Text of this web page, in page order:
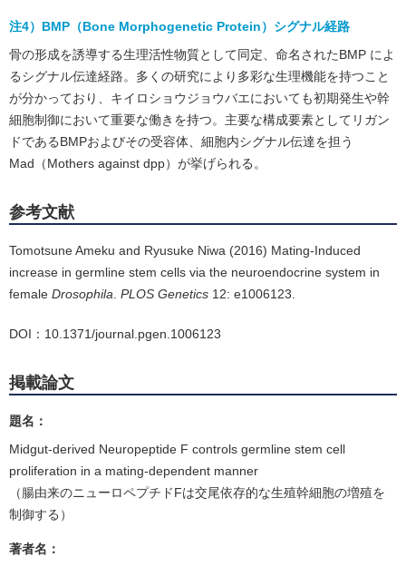
注4）BMP（Bone Morphogenetic Protein）シグナル経路
骨の形成を誘導する生理活性物質として同定、命名されたBMP によ
るシグナル伝達経路。多くの研究により多彩な生理機能を持つこと
が分かっており、キイロショウジョウバエにおいても初期発生や幹
細胞制御において重要な働きを持つ。主要な構成要素としてリガン
ドであるBMPおよびその受容体、細胞内シグナル伝達を担う
Mad（Mothers against dpp）が挙げられる。
参考文献
Tomotsune Ameku and Ryusuke Niwa (2016) Mating-Induced
increase in germline stem cells via the neuroendocrine system in
female Drosophila PLOS Genetics 12: e1006123.
DOI：10.1371/journal.pgen.1006123
掲載論文
題名：
Midgut-derived Neuropeptide F controls germline stem cell
proliferation in a mating-dependent manner
（腸由来のニューロペプチドFは交尾依存的な生殖幹細胞の増殖を
制御する）
著者名：